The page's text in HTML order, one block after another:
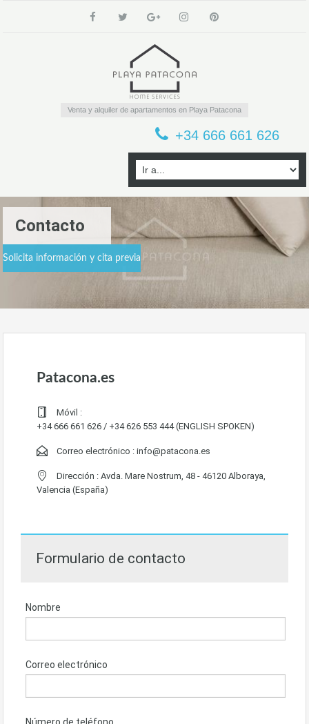
Venta y alquiler de apartamentos en Playa Patacona
+34 666 661 626
Contacto
Solicita información y cita previa
Patacona.es
Móvil :
+34 666 661 626 / +34 626 553 444 (ENGLISH SPOKEN)
Correo electrónico : info@patacona.es
Dirección : Avda. Mare Nostrum, 48 - 46120 Alboraya,
Valencia (España)
Formulario de contacto
Nombre
Correo electrónico